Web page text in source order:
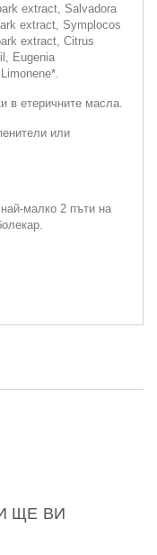
extract, Salvadora
extract, Symplocos
extract, Citrus
Eugenia
в етеричните масла.
или
малко 2 пъти на
ЩЕ ВИ